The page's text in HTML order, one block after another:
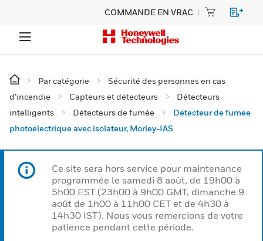
COMMANDE EN VRAC
Par catégorie
Sécurité des personnes en cas
d’incendie
Capteurs et détecteurs
Détecteurs
intelligents
Détecteurs de fumée
Détecteur de fumée
photoélectrique avec isolateur, Morley-IAS
Ce site sera hors service pour maintenance
programmée le samedi 8 août, de 19h00 à
5h00 EST (23h00 à 9h00 GMT, dimanche 9
août de 1h00 à 11h00 CET et de 4h30 à
14h30 IST). Nous vous remercions de votre
patience pendant cette période.